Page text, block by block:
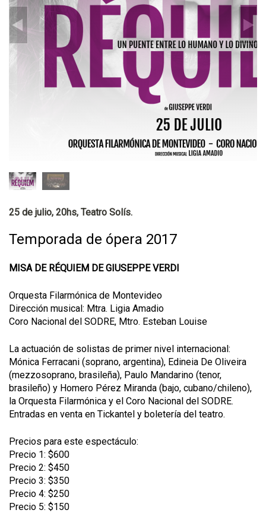
25 de julio, 20hs, Teatro Solís.
Temporada de ópera 2017
MISA DE RÉQUIEM DE GIUSEPPE VERDI
Orquesta Filarmónica de Montevideo
Dirección musical: Mtra. Ligia Amadio
Coro Nacional del SODRE, Mtro. Esteban Louise
La actuación de solistas de primer nivel internacional:
Mónica Ferracani (soprano, argentina), Edineia De Oliveira
(mezzosoprano, brasileña), Paulo Mandarino (tenor,
brasileño) y Homero Pérez Miranda (bajo, cubano/chileno),
la Orquesta Filarmónica y el Coro Nacional del SODRE.
Entradas en venta en Tickantel y boletería del teatro.
Precios para este espectáculo:
Precio 1: $600
Precio 2: $450
Precio 3: $350
Precio 4: $250
Precio 5: $150